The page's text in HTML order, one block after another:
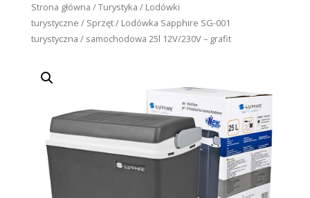
Strona główna /Turystyka / Lodówki
turystyczne / Sprzęt/ Lodówka Sapphire SG-001
turystyczna / samochodowa 25l 12V/230V – grafit